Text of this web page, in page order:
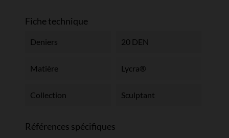
Fiche technique
Deniers 20 DEN
Matière Lycra®
Collection Sculptant
Références spécifiques